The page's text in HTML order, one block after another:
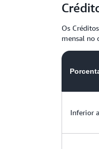
Os
mensal no
Inferior